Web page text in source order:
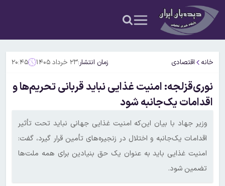
خانه اقتصادی زمان انتشار:۲۳ خرداد ۱۴۰۵ ۲۰:۴۵
نوری‌قزلجه: امنیت غذایی نباید قربانی تحریم‌ها و
اقدامات یک‌جانبه شود
وزیر جهاد با بیان این‌که امنیت غذایی جهانی نباید تحت تأثیر
اقدامات یک‌جانبه و اختلال در زنجیره‌های تأمین قرار گیرد، گفت:
امنیت غذایی باید به عنوان یک حق بنیادین برای همه ملت‌ها
تضمین شود.